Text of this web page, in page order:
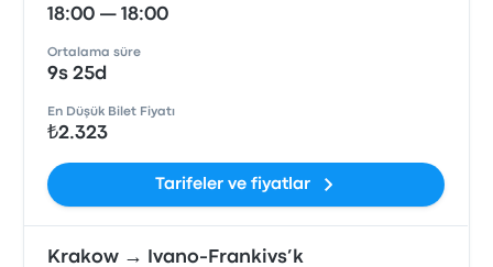
18:00 — 18:00
Ortalama süre
9s 25d
En Düşük Bilet Fiyatı
₺2.323
Tarifeler ve fiyatlar
Krakow → Ivano-Frankivs’k